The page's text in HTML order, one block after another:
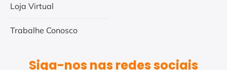
Loja Virtual
Trabalhe Conosco
Siga-nos nas redes sociais